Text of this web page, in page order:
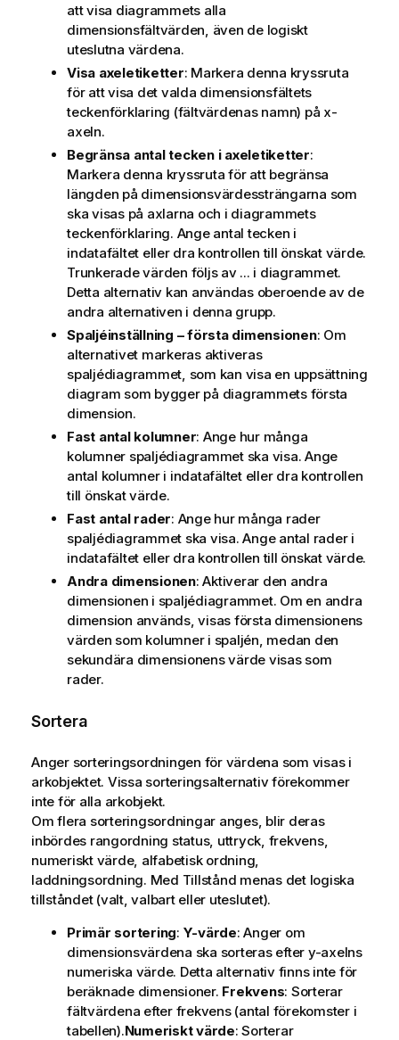
att visa diagrammets alla
dimensionsfältvärden, även de logiskt
uteslutna värdena.
Visa axeletiketter: Markera denna kryssruta
för att visa det valda dimensionsfältets
teckenförklaring (fältvärdenas namn) på x-
axeln.
Begränsa antal tecken i axeletiketter:
Markera denna kryssruta för att begränsa
längden på dimensionsvärdessträngarna som
ska visas på axlarna och i diagrammets
teckenförklaring. Ange antal tecken i
indatafältet eller dra kontrollen till önskat värde.
Trunkerade värden följs av ... i diagrammet.
Detta alternativ kan användas oberoende av de
andra alternativen i denna grupp.
Spaljéinställning – första dimensionen: Om
alternativet markeras aktiveras
spaljédiagrammet, som kan visa en uppsättning
diagram som bygger på diagrammets första
dimension.
Fast antal kolumner: Ange hur många
kolumner spaljédiagrammet ska visa. Ange
antal kolumner i indatafältet eller dra kontrollen
till önskat värde.
Fast antal rader: Ange hur många rader
spaljédiagrammet ska visa. Ange antal rader i
indatafältet eller dra kontrollen till önskat värde.
Andra dimensionen: Aktiverar den andra
dimensionen i spaljédiagrammet. Om en andra
dimension används, visas första dimensionens
värden som kolumner i spaljén, medan den
sekundära dimensionens värde visas som
rader.
Sortera
Anger sorteringsordningen för värdena som visas i
arkobjektet. Vissa sorteringsalternativ förekommer
inte för alla arkobjekt.
Om flera sorteringsordningar anges, blir deras
inbördes rangordning status, uttryck, frekvens,
numeriskt värde, alfabetisk ordning,
laddningsordning. Med Tillstånd menas det logiska
tillståndet (valt, valbart eller uteslutet).
Primär sortering: Y-värde: Anger om
dimensionsvärdena ska sorteras efter y-axelns
numeriska värde. Detta alternativ finns inte för
beräknade dimensioner. Frekvens: Sorterar
fältvärdena efter frekvens (antal förekomster i
tabellen).Numeriskt värde: Sorterar